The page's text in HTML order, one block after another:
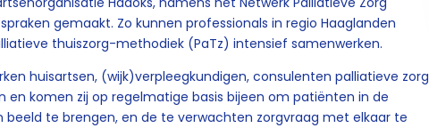
gemaakt. Zo kunnen professionals in regio Haaglanden
thuiszorg-methodiek (PaTz) intensief samenwerken.
huisartsen, (wijk)verpleegkundigen, consulenten palliatieve zorg
en komen zij op regelmatige basis bijeen om patiënten in de
beeld te brengen, en de te verwachten zorgvraag met elkaar te